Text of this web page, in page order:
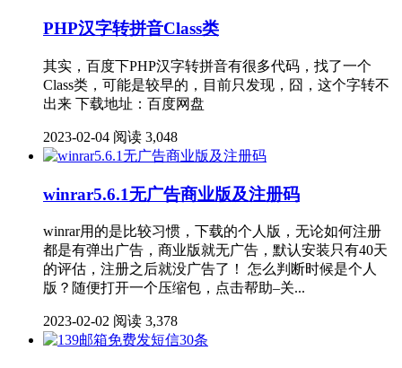
PHP汉字转拼音Class类
其实，百度下PHP汉字转拼音有很多代码，找了一个
Class类，可能是较早的，目前只发现，囧，这个字转不
出来 下载地址：百度网盘
2023-02-04 阅读 3,048
winrar5.6.1无广告商业版及注册码
winrar用的是比较习惯，下载的个人版，无论如何注册
都是有弹出广告，商业版就无广告，默认安装只有40天
的评估，注册之后就没广告了！ 怎么判断时候是个人
版？随便打开一个压缩包，点击帮助–关...
2023-02-02 阅读 3,378